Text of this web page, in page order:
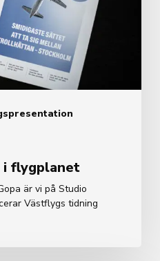
flygplanet
är vi på Studio
Västflygs tidning